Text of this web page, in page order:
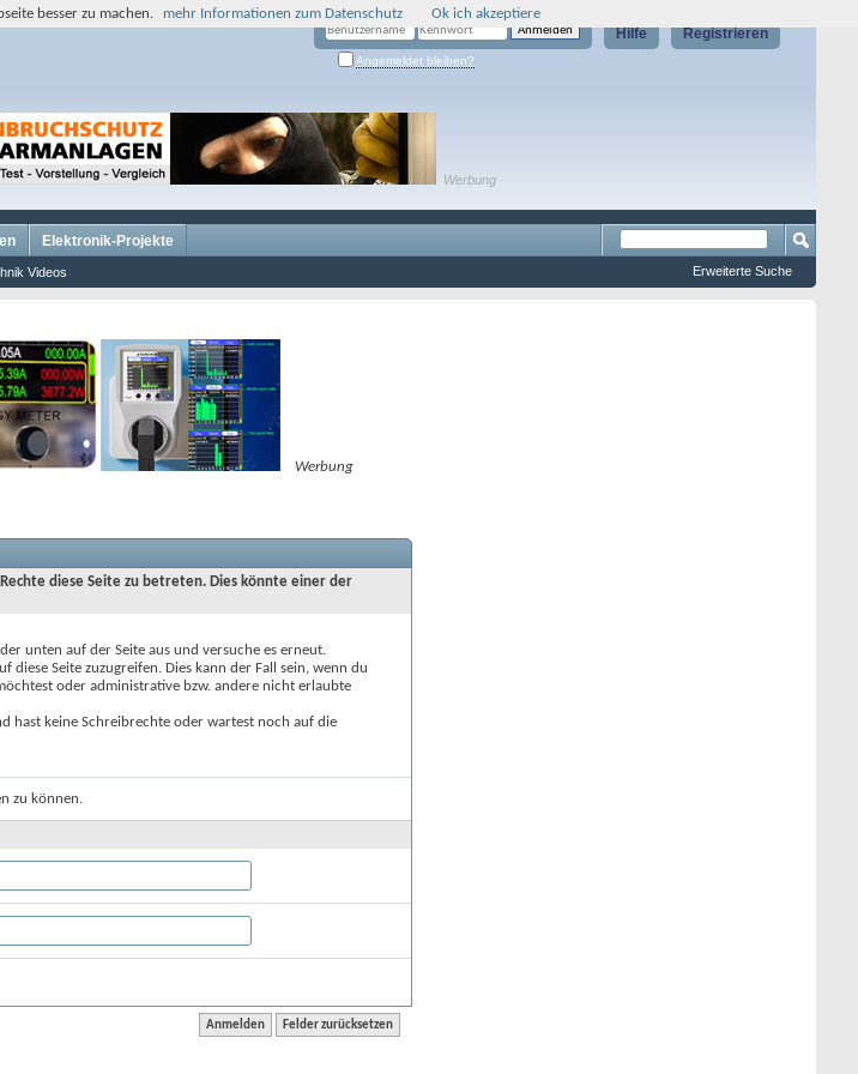
Registrieren
Hilfe
Angemeldet bleiben?
Werbung
Videos
Elektronik-Projekte
Erweiterte Suche
Werbung
diese Seite zu betreten. Dies könnte einer der
unten auf der Seite aus und versuche es erneut.
diese Seite zuzugreifen. Dies kann der Fall sein, wenn du
oder administrative bzw. andere nicht erlaubte
hast keine Schreibrechte oder wartest noch auf die
zu können.
besser zu machen. mehr Informationen zum Datenschutz Ok ich akzeptiere